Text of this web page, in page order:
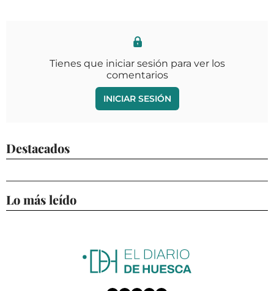
Tienes que iniciar sesión para ver los
comentarios
INICIAR SESIÓN
Destacados
Lo más leído